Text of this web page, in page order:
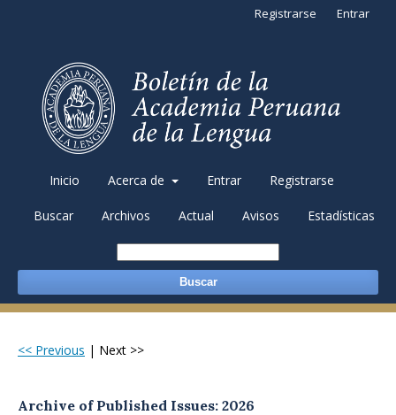
Inicio Acerca de Entrar Registrarse
Buscar Archivos Actual Avisos Estadísticas
Buscar
Registrarse Entrar
<< Previous | Next >>
Archive of Published Issues: 2026